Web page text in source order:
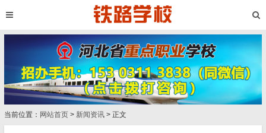
当前位置： 网站首页 > 新闻资讯 > 正文